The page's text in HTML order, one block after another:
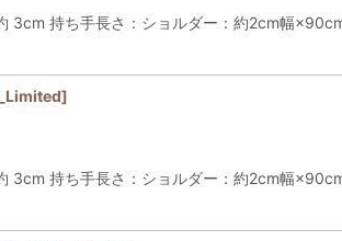
持ち手長さ：ショルダー：約2cm幅
]
持ち手長さ：ショルダー：約2cm幅